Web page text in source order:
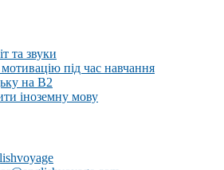
та звуки
під час навчання
на В2
іноземну мову